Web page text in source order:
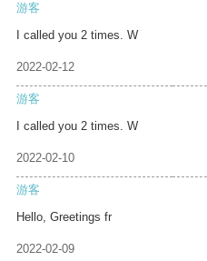
游客
I called you 2 times. W
2022-02-12
游客
I called you 2 times. W
2022-02-10
游客
Hello, Greetings fr
2022-02-09